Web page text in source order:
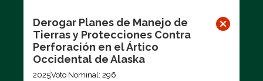
Derogar Planes de Manejo de
Tierras y Protecciones Contra
Perforación en el Ártico
Occidental de Alaska
2025Voto Nominal: 296